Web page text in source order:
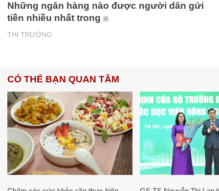
THỊ TRƯỜNG
Những ngân hàng nào được người dân gửi
tiền nhiều nhất trong
CÓ THỂ BẠN QUAN TÂM